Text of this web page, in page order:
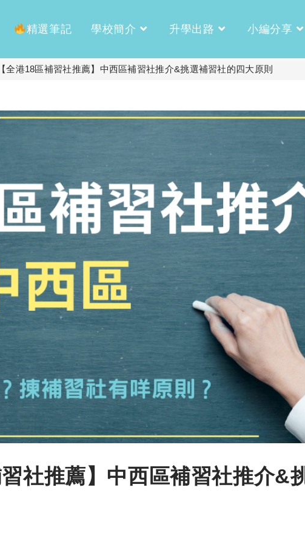
精選筆記 學校簡介 升學出路 小編分享
【全港18區補習社推薦】中西區補習社推介&挑選補習社的四大原則
習社推薦】中西區補習社推介&